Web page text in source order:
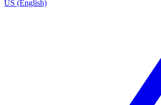
US (English)